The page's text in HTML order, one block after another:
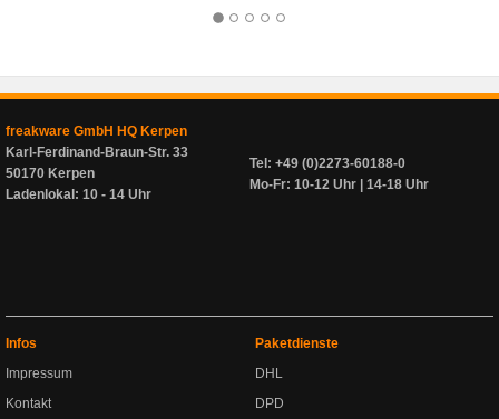
freakware GmbH HQ Kerpen
Karl-Ferdinand-Braun-Str. 33
50170 Kerpen
Ladenlokal: 10 - 14 Uhr
Tel: +49 (0)2273-60188-0
Mo-Fr: 10-12 Uhr | 14-18 Uhr
Infos
Impressum
Kontakt
Paketdienste
DHL
DPD